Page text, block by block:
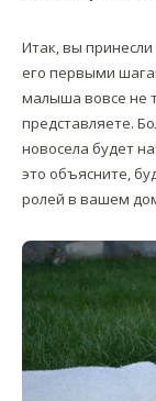
Итак, вы
его первыми
малыша вовсе не
представляете.
новосела будет
это объясните,
ролей в вашем